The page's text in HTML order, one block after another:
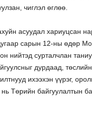
чиглэл өглөө.
асуудал хариуцсан
сарын 12-ны өдөр
нийтэд сурталчлан
дурдаад,
ихээхэн үүрэг,
нь Төрийн байгуулалтын